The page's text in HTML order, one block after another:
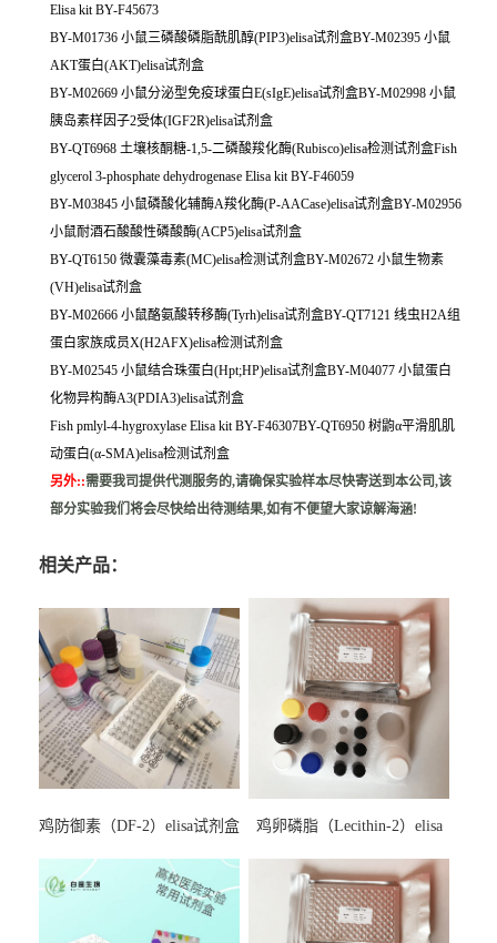
Elisa kit BY-F45673
BY-M01736 小鼠三磷酸磷脂酰肌醇(PIP3)elisa试剂盒BY-M02395 小鼠
AKT蛋白(AKT)elisa试剂盒
BY-M02669 小鼠分泌型免疫球蛋白E(sIgE)elisa试剂盒BY-M02998 小鼠
胰岛素样因子2受体(IGF2R)elisa试剂盒
BY-QT6968 土壤核酮糖-1,5-二磷酸羧化酶(Rubisco)elisa检测试剂盒Fish
glycerol 3-phosphate dehydrogenase Elisa kit BY-F46059
BY-M03845 小鼠磷酸化辅酶A羧化酶(P-AACase)elisa试剂盒BY-M02956
小鼠耐酒石酸酸性磷酸酶(ACP5)elisa试剂盒
BY-QT6150 微囊藻毒素(MC)elisa检测试剂盒BY-M02672 小鼠生物素
(VH)elisa试剂盒
BY-M02666 小鼠酪氨酸转移酶(Tyrh)elisa试剂盒BY-QT7121 线虫H2A组
蛋白家族成员X(H2AFX)elisa检测试剂盒
BY-M02545 小鼠结合珠蛋白(Hpt;HP)elisa试剂盒BY-M04077 小鼠蛋白
化物异构酶A3(PDIA3)elisa试剂盒
Fish pmlyl-4-hygroxylase Elisa kit BY-F46307BY-QT6950 树鼩α平滑肌肌
动蛋白(α-SMA)elisa检测试剂盒
另外::需要我司提供代测服务的,请确保实验样本尽快寄送到本公司,该
部分实验我们将会尽快给出待测结果,如有不便望大家谅解海涵!
相关产品：
鸡防御素（DF-2）elisa试剂盒
鸡卵磷脂（Lecithin-2）elisa